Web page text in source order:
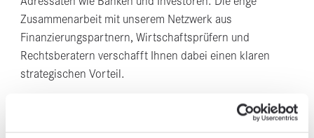
Zusammenarbeit mit unserem Netzwerk aus
Finanzierungspartnern, Wirtschaftsprüfern und
Rechtsberatern verschafft Ihnen dabei einen klaren
strategischen Vorteil.
Als spezialisierte Steuerberatung für Jahresabschluss
und Bilanzanalyse liefern wir nicht nur verlässliche